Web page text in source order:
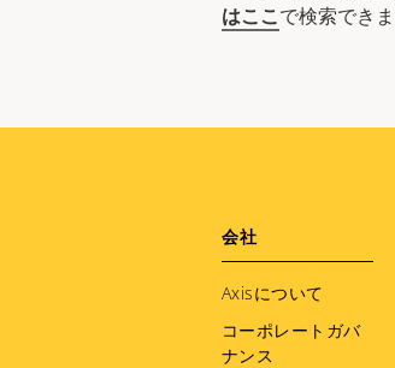
はここで検索できま
Footer
menu
会社
Axisについて
コーポレートガバ
ナンス